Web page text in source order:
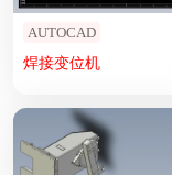
AUTOCAD
焊接变位机